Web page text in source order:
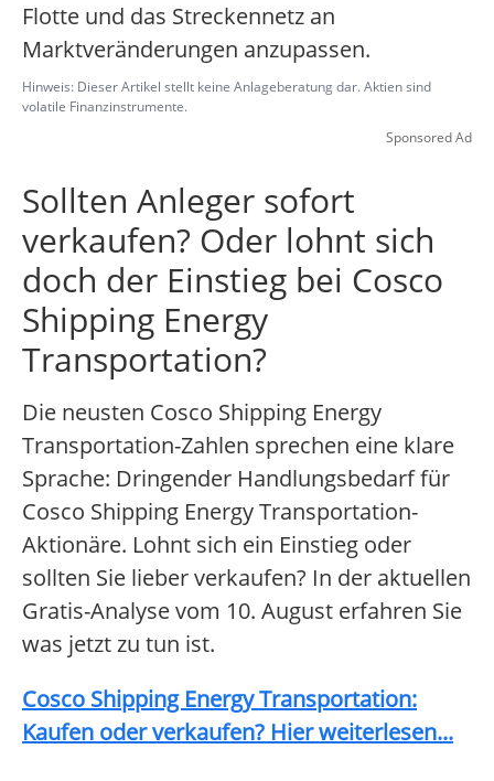
Flotte und das Streckennetz an
Marktveränderungen anzupassen.
Hinweis: Dieser Artikel stellt keine Anlageberatung dar. Aktien sind
volatile Finanzinstrumente.
Sponsored Ad
Sollten Anleger sofort
verkaufen? Oder lohnt sich
doch der Einstieg bei Cosco
Shipping Energy
Transportation?
Die neusten Cosco Shipping Energy
Transportation-Zahlen sprechen eine klare
Sprache: Dringender Handlungsbedarf für
Cosco Shipping Energy Transportation-
Aktionäre. Lohnt sich ein Einstieg oder
sollten Sie lieber verkaufen? In der aktuellen
Gratis-Analyse vom 10. August erfahren Sie
was jetzt zu tun ist.
Cosco Shipping Energy Transportation:
Kaufen oder verkaufen? Hier weiterlesen...